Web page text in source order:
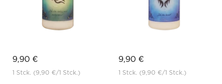
9,90 €
1 Stck. (9,90 €/1 Stck.)
9,90 €
1 Stck. (9,90 €/1 Stck.)